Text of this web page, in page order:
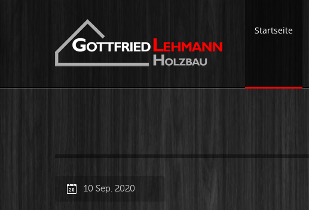
Startseite
10 Sep. 2020